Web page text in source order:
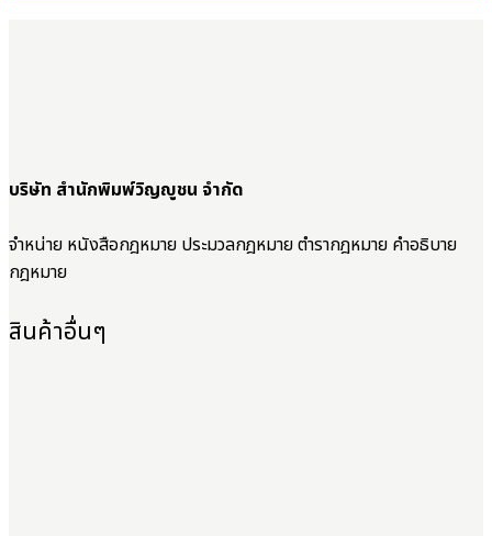
บริษัท สำนักพิมพ์วิญญูชน จำกัด
จำหน่าย หนังสือกฎหมาย ประมวลกฎหมาย ตำรากฎหมาย คำอธิบาย
กฎหมาย
สินค้าอื่นๆ